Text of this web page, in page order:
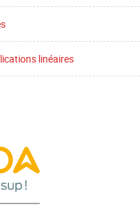
linéaires